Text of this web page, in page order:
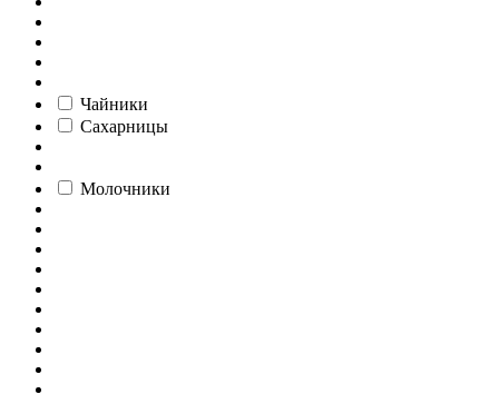
Чайники
Сахарницы
Молочники